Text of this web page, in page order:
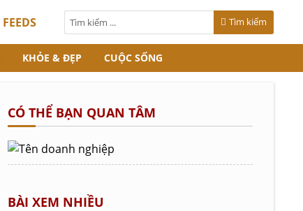
FEEDS Tìm kiếm
KHỎE & ĐẸP CUỘC SỐNG
CÓ THỂ BẠN QUAN TÂM
BÀI XEM NHIỀU